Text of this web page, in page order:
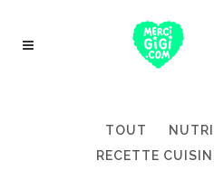
TOUT
RECETTE